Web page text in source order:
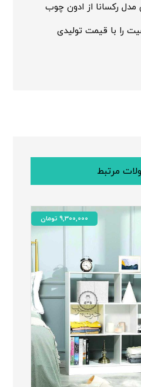
مدل رکسانا از ادون چوب
را با قیمت تولیدی
مرتبط
9,300,000 تومان